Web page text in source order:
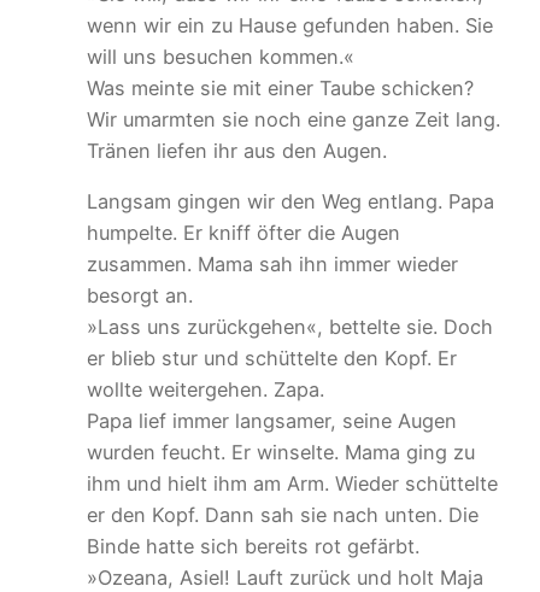
wenn wir ein zu Hause gefunden haben. Sie
will uns besuchen kommen.«
Was meinte sie mit einer Taube schicken?
Wir umarmten sie noch eine ganze Zeit lang.
Tränen liefen ihr aus den Augen.
Langsam gingen wir den Weg entlang. Papa
humpelte. Er kniff öfter die Augen
zusammen. Mama sah ihn immer wieder
besorgt an.
»Lass uns zurückgehen«, bettelte sie. Doch
er blieb stur und schüttelte den Kopf. Er
wollte weitergehen. Zapa.
Papa lief immer langsamer, seine Augen
wurden feucht. Er winselte. Mama ging zu
ihm und hielt ihm am Arm. Wieder schüttelte
er den Kopf. Dann sah sie nach unten. Die
Binde hatte sich bereits rot gefärbt.
»Ozeana, Asiel! Lauft zurück und holt Maja